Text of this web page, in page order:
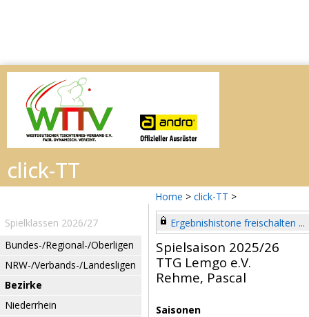
Home > click-TT >
Spielklassen 2026/27
Bundes-/Regional-/Oberligen
NRW-/Verbands-/Landesligen
Bezirke
Niederrhein
Ergebnishistorie freischalten ...
Spielsaison 2025/26
TTG Lemgo e.V.
Rehme, Pascal
Saisonen